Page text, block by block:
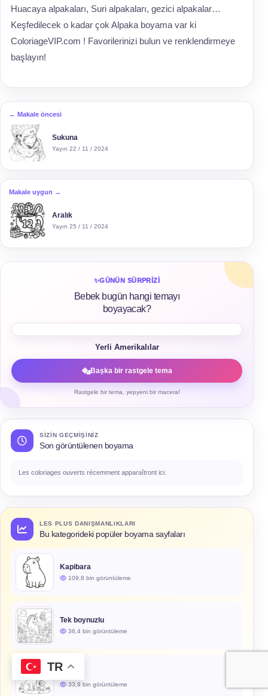
Huacaya alpakaları, Suri alpakaları, gezici alpakalar…
Keşfedilecek o kadar çok Alpaka boyama var ki
ColoriageVIP.com ! Favorilerinizi bulun ve renklendirmeye
başlayın!
← Makale öncesi
Sukuna
Yayın 22 / 11 / 2024
Makale uygun →
Aralık
Yayın 25 / 11 / 2024
✨GÜNÜN SÜRPRIZI
Bebek bugün hangi temayı
boyayacak?
Yerli Amerikalılar
Başka bir rastgele tema
Rastgele bir tema, yepyeni bir macera!
SIZIN GEÇMIŞINIZ
Son görüntülenen boyama
Les coloriages ouverts récemment apparaîtront ici.
LES PLUS DANIŞMANLIKLARI
Bu kategorideki popüler boyama sayfaları
Kapibara
109,8 bin görüntüleme
Tek boynuzlu
36,4 bin görüntüleme
Köpek
33,9 bin görüntüleme
TR